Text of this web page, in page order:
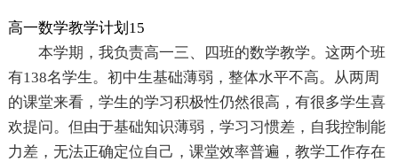
高一数学教学计划15
本学期，我负责高一三、四班的数学教学。这两个班
有138名学生。初中生基础薄弱，整体水平不高。从两周
的课堂来看，学生的学习积极性仍然很高，有很多学生喜
欢提问。但由于基础知识薄弱，学习习惯差，自我控制能
力差，无法正确定位自己，课堂效率普遍，教学工作存在